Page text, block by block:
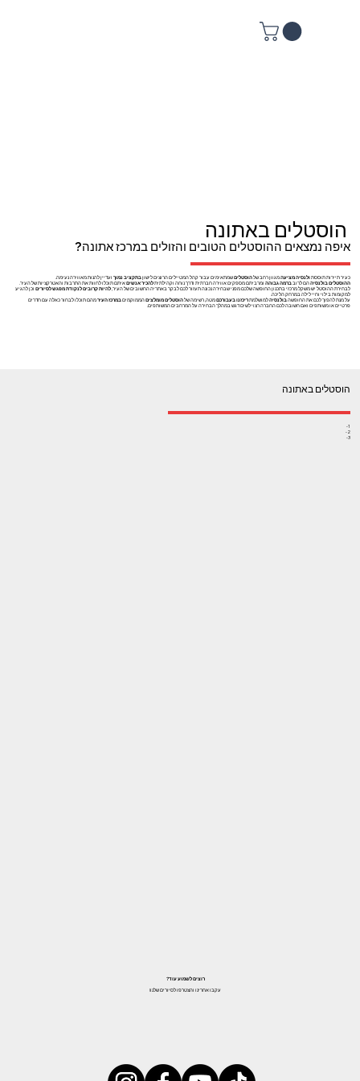
הוסטלים באתונה
איפה נמצאים ההוסטלים הטובים והזולים במרכז אתונה?
כעיר תיירות תוססתולנסיה מציעהמגוון רחב שלהוסטליםשמתאימים עבור קהל המטיילים הרוצים לישוןבתקציב נמוךועדיין להנות מאווירה נעימה.
ההוסטלים בולנסיההם לרובברמה גבוההומרביתם מספקים אווירה חברתית ודרך נוחה וקהילתיתלהכיר אנשיםאיתם תוכלו לחוות את התרבות והאטרקציות של העיר.
לבחירת ההוסטל יש משקל מרכזי בתכנון החופשה שלכם מפני שבחירה נכונה תעזור לכם לבקר באתריה החשובים של העיר,להיות קרובים לנקודת מפגש לסיורים וכן להגיע
למקומות בילוי וחיי לילה במרחק הליכה.
על מנת להפוך לכם את החופשהבולנסיהלמושלמתריכזנו בעבורכםמטה, רשימה שלהוסטלים מומלציםהממוקמיםבמרכז העירמהם תוכלו לבחור כאלה עם חדרים
פרטיים או משותפים ואם חשובה לכם החברה רצוי לשים דגש במהלך הבחירה על המרחבים המשותפים.
הוסטלים באתונה
1-
2-
3-
רוצים לשמוע עוד?
עקבו אחרינו והצטרפו לסיורים שלנו!